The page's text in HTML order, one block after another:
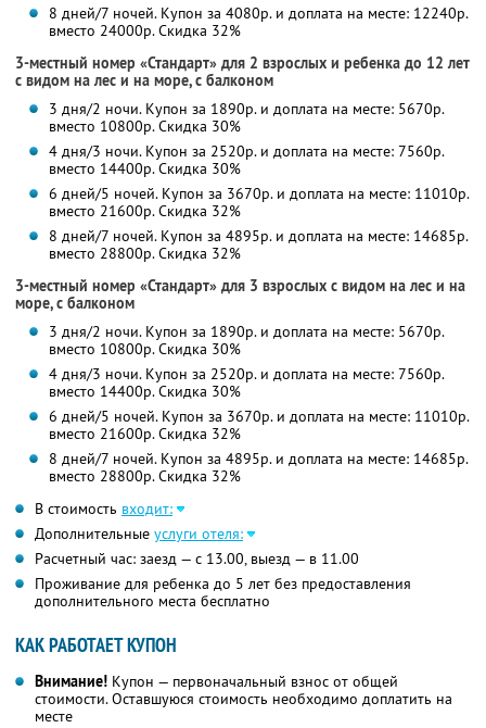
8 дней/7 ночей. Купон за 4080р. и доплата на месте: 12240р.
вместо 24000р. Скидка 32%
3-местный номер «Стандарт» для 2 взрослых и ребенка до 12 лет
с видом на лес и на море, с балконом
3 дня/2 ночи. Купон за 1890р. и доплата на месте: 5670р.
вместо 10800р.Скидка 30%
4 дня/3 ночи. Купон за 2520р. и доплата на месте: 7560р.
вместо 14400р.Скидка 30%
6 дней/5 ночей. Купон за 3670р. и доплата на месте: 11010р.
вместо 21600р. Скидка 32%
8 дней/7 ночей. Купон за 4895р. и доплата на месте: 14685р.
вместо 28800р. Скидка 32%
3-местный номер «Стандарт» для 3 взрослых с видом на лес и на
море, с балконом
3 дня/2 ночи. Купон за 1890р. и доплата на месте: 5670р.
вместо 10800р.Скидка 30%
4 дня/3 ночи. Купон за 2520р. и доплата на месте: 7560р.
вместо 14400р.Скидка 30%
6 дней/5 ночей. Купон за 3670р. и доплата на месте: 11010р.
вместо 21600р. Скидка 32%
8 дней/7 ночей. Купон за 4895р. и доплата на месте: 14685р.
вместо 28800р. Скидка 32%
В стоимость входит:
Дополнительные услуги отеля:
Расчетный час: заезд — с 13.00, выезд — в 11.00
Проживание для ребенка до 5 лет без предоставления
дополнительного места бесплатно
КАК РАБОТАЕТ КУПОН
Внимание! Купон — первоначальный взнос от общей
стоимости. Оставшуюся стоимость необходимо доплатить на
месте